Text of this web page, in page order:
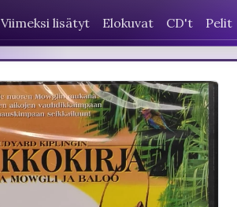
Viimeksi lisätyt Elokuvat CD't Pelit